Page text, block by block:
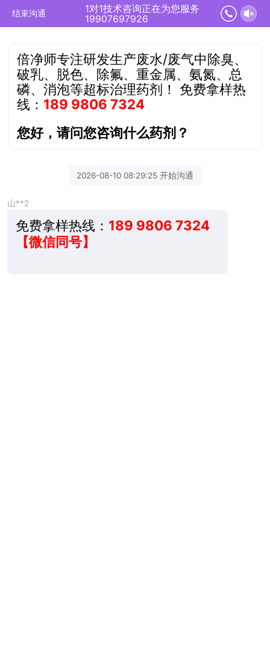
结束沟通
1对1技术咨询正在为您服务
19907697926
倍净师专注研发生产废水/废气中除臭、
破乳、脱色、除氟、重金属、氨氮、总
磷、消泡等超标治理药剂！ 免费拿样热
线： 189 9806 7324
您好，请问您咨询什么药剂？
2026-08-10 08:29:25 开始沟通
山**2
免费拿样热线： 189 9806 7324
【微信同号】